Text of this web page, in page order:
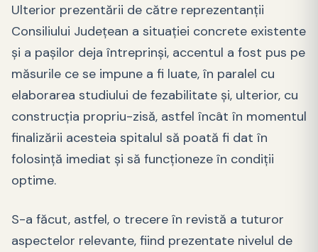
Ulterior prezentării de către reprezentanţii
Consiliului Judeţean a situaţiei concrete existente
şi a paşilor deja întreprinşi, accentul a fost pus pe
măsurile ce se impune a fi luate, în paralel cu
elaborarea studiului de fezabilitate şi, ulterior, cu
construcţia propriu-zisă, astfel încât în momentul
finalizării acesteia spitalul să poată fi dat în
folosinţă imediat şi să funcţioneze în condiţii
optime.
S-a făcut, astfel, o trecere în revistă a tuturor
aspectelor relevante, fiind prezentate nivelul de